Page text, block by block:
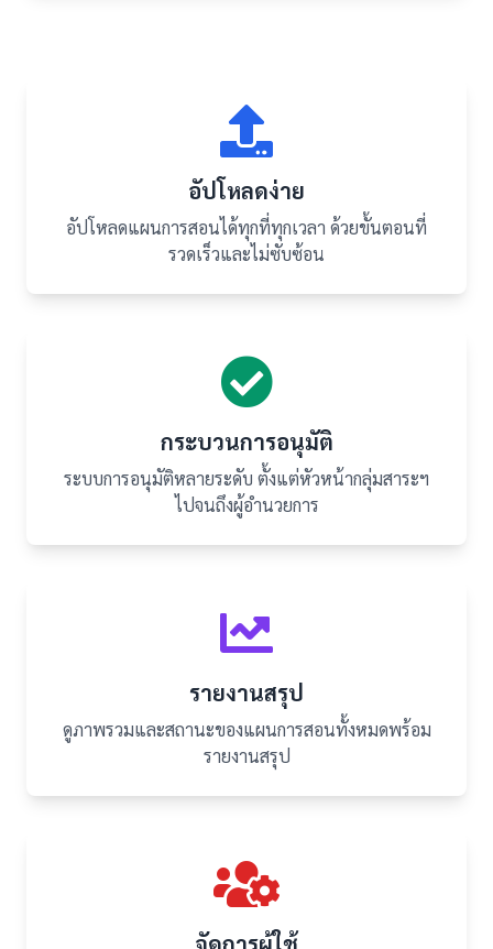
อัปโหลดง่าย
อัปโหลดแผนการสอนได้ทุกที่ทุกเวลา ด้วยขั้นตอนที่
รวดเร็วและไม่ซับซ้อน
กระบวนการอนุมัติ
ระบบการอนุมัติหลายระดับ ตั้งแต่หัวหน้ากลุ่มสาระฯ
ไปจนถึงผู้อำนวยการ
รายงานสรุป
ดูภาพรวมและสถานะของแผนการสอนทั้งหมดพร้อม
รายงานสรุป